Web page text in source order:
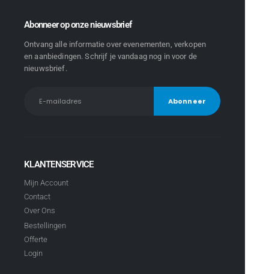
Abonneer op onze nieuwsbrief
Ontvang alle informatie over evenementen, verkopen
en aanbiedingen. Schrijf je vandaag nog in voor de
nieuwsbrief.
KLANTENSERVICE
Mijn Account
Contact
Over Ons
Bestellingen
Offerte
Login